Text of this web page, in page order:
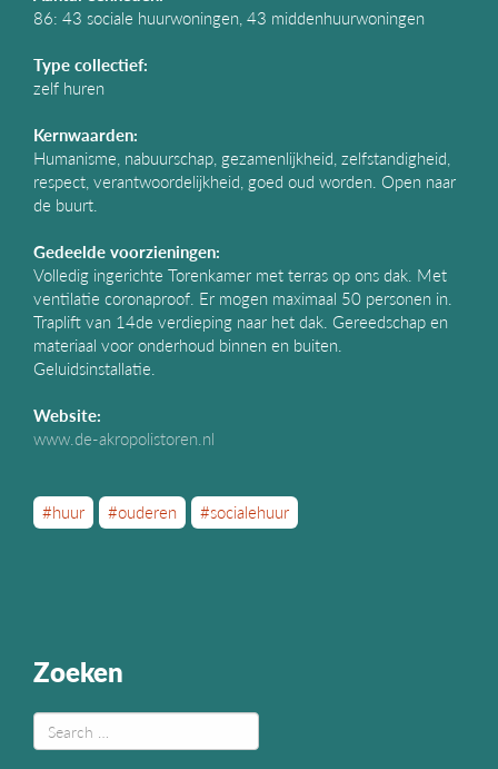
86: 43 sociale huurwoningen, 43 middenhuurwoningen
Type collectief:
zelf huren
Kernwaarden:
Humanisme, nabuurschap, gezamenlijkheid, zelfstandigheid,
respect, verantwoordelijkheid, goed oud worden. Open naar
de buurt.
Gedeelde voorzieningen:
Volledig ingerichte Torenkamer met terras op ons dak. Met
ventilatie coronaproof. Er mogen maximaal 50 personen in.
Traplift van 14de verdieping naar het dak. Gereedschap en
materiaal voor onderhoud binnen en buiten.
Geluidsinstallatie.
Website:
www.de-akropolistoren.nl
#huur #ouderen #socialehuur
Zoeken